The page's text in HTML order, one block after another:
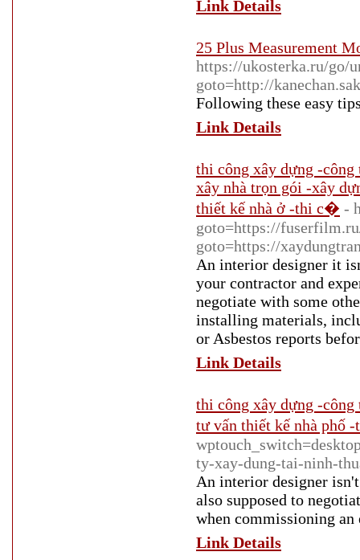
Link Details
25 Plus Measurement
https://ukosterka.ru/go/
goto=http://
Following these easy
Link Details
thi công xây dựng -
xây nhà trọn gói -xây
thiết kế nhà ở -thi c� -
goto=https://
goto=https://
An interior designer it
your contractor and
negotiate with some
installing materials,
or Asbestos reports
Link Details
thi công xây dựng -
tư vấn thiết kế nhà phố
ty-xay-dung-tai-ninh-
An interior designer
also supposed to
when commissioning
Link Details